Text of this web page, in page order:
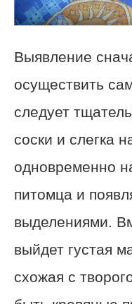
Выявление
осуществить
следует
соски и слегка
одновременно
питомца и
выделениями.
выйдет густая
схожая с